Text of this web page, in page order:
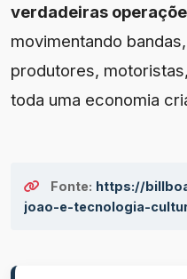
verdadeiras
movimentando
produtores,
toda uma economia
Fonte: https://
joao-e-tecnologia-